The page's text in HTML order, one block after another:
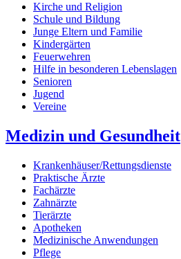
Kirche und Religion
Schule und Bildung
Junge Eltern und Familie
Kindergärten
Feuerwehren
Hilfe in besonderen Lebenslagen
Senioren
Jugend
Vereine
Medizin und Gesundheit
Krankenhäuser/Rettungsdienste
Praktische Ärzte
Fachärzte
Zahnärzte
Tierärzte
Apotheken
Medizinische Anwendungen
Pflege